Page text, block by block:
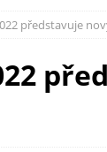
COMPUTEX
HARDWARE
multifunkčních
představuje